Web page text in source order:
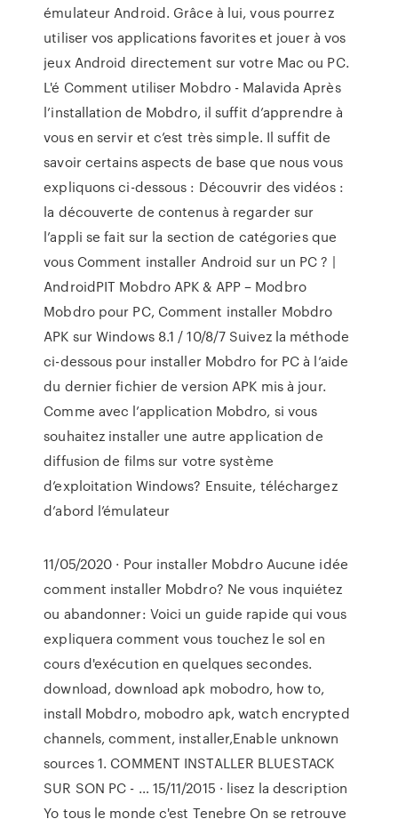
émulateur Android. Grâce à lui, vous pourrez
utiliser vos applications favorites et jouer à vos
jeux Android directement sur votre Mac ou PC.
L'é Comment utiliser Mobdro - Malavida Après
l’installation de Mobdro, il suffit d’apprendre à
vous en servir et c’est très simple. Il suffit de
savoir certains aspects de base que nous vous
expliquons ci-dessous : Découvrir des vidéos :
la découverte de contenus à regarder sur
l’appli se fait sur la section de catégories que
vous Comment installer Android sur un PC ? |
AndroidPIT Mobdro APK & APP – Modbro
Mobdro pour PC, Comment installer Mobdro
APK sur Windows 8.1 / 10/8/7 Suivez la méthode
ci-dessous pour installer Mobdro for PC à l’aide
du dernier fichier de version APK mis à jour.
Comme avec l’application Mobdro, si vous
souhaitez installer une autre application de
diffusion de films sur votre système
d’exploitation Windows? Ensuite, téléchargez
d’abord l’émulateur
11/05/2020 · Pour installer Mobdro Aucune idée
comment installer Mobdro? Ne vous inquiétez
ou abandonner: Voici un guide rapide qui vous
expliquera comment vous touchez le sol en
cours d'exécution en quelques secondes.
download, download apk mobodro, how to,
install Mobdro, mobodro apk, watch encrypted
channels, comment, installer,Enable unknown
sources 1. COMMENT INSTALLER BLUESTACK
SUR SON PC - … 15/11/2015 · lisez la description
Yo tous le monde c'est Tenebre On se retrouve